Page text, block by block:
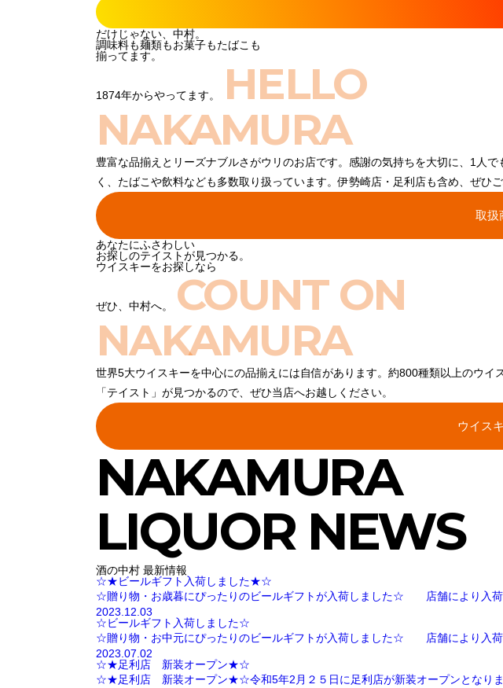
だけじゃない、中村。
調味料も麺類もお菓子もたばこも
揃ってます。
1874年からやってます。
HELLO
NAKAMURA
豊富な品揃えとリーズナブルさがウリのお店です。感謝の気持ちを大切に、1人
く、たばこや飲料なども多数取り扱っています。伊勢崎店・足利店も含め、ぜひご
取扱
あなたにふさわしい
お探しのテイストが見つかる。
ウイスキーをお探しなら
ぜひ、中村へ。
COUNT ON
NAKAMURA
世界5大ウイスキーを中心にの品揃えには自信があります。約800種類以上のウ
「テイスト」が見つかるので、ぜひ当店へお越しください。
ウイス
NAKAMURA
LIQUOR NEWS
酒の中村 最新情報
☆★ビールギフト入荷しました★☆
☆贈り物・お歳暮にぴったりのビールギフトが入荷しました☆ 店舗により入荷
2023.12.03
☆ビールギフト入荷しました☆
☆贈り物・お中元にぴったりのビールギフトが入荷しました☆ 店舗により入荷
2023.07.02
☆★足利店 新装オープン★☆
☆★足利店 新装オープン★☆令和5年2月２５日に足利店が新装オープンとなりま